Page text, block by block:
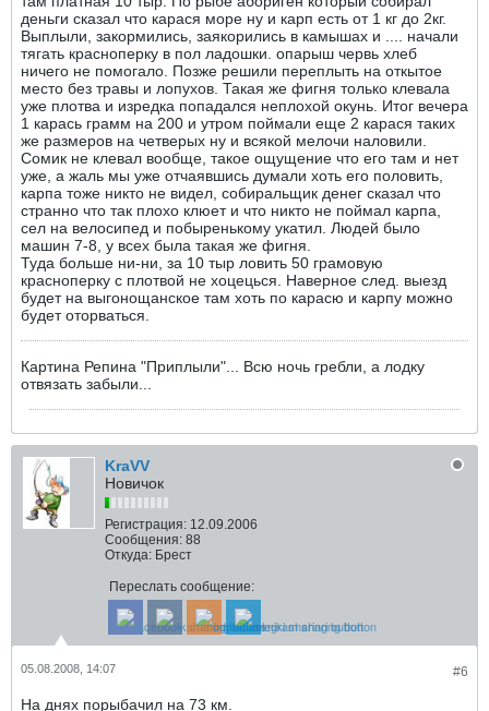
деньги сказал что карася море ну и карп есть от 1 кг до 2кг.
Выплыли, закормились, заякорились в камышах и .... начали
тягать красноперку в пол ладошки. опарыш червь хлеб
ничего не помогало. Позже решили переплыть на откытое
место без травы и лопухов. Такая же фигня только клевала
уже плотва и изредка попадался неплохой окунь. Итог вечера
1 карась грамм на 200 и утром поймали еще 2 карася таких
же размеров на четверых ну и всякой мелочи наловили.
Сомик не клевал вообще, такое ощущение что его там и нет
уже, а жаль мы уже отчаявшись думали хоть его половить,
карпа тоже никто не видел, собиральщик денег сказал что
странно что так плохо клюет и что никто не поймал карпа,
сел на велосипед и побыренькому укатил. Людей было
машин 7-8, у всех была такая же фигня.
Туда больше ни-ни, за 10 тыр ловить 50 грамовую
красноперку с плотвой не хоцецься. Наверное след. выезд
будет на выгонощанское там хоть по карасю и карпу можно
будет оторваться.
Картина Репина "Приплыли"... Всю ночь гребли, а лодку
отвязать забыли...
KraVV
Новичок
Регистрация: 12.09.2006
Сообщения: 88
Откуда: Брест
Переслать сообщение:
#6
05.08.2008, 14:07
На днях порыбачил на 73 км.